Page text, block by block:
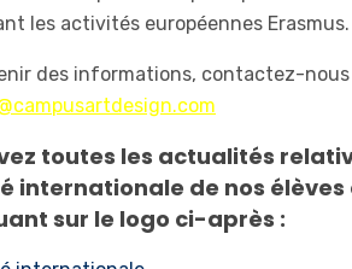
les activités européennes Erasmus.
des informations, contactez-
toutes les actualités
internationale de nos
sur le logo ci-après :